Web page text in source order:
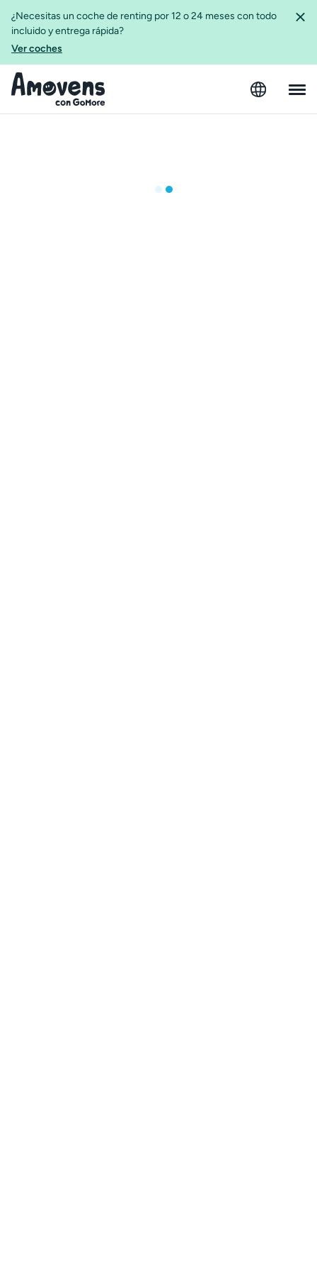
¿Necesitas un coche de renting por 12 o 24 meses con todo
incluido y entrega rápida?
Ver coches